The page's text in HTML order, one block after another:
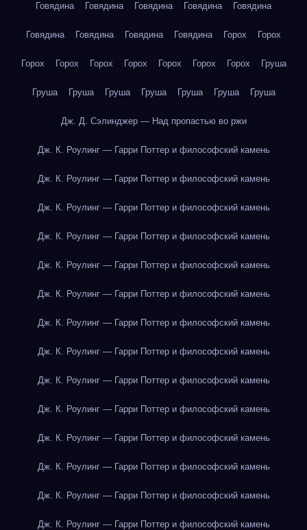
Говядина Говядина Говядина Говядина Говядина
Говядина Говядина Говядина Говядина Горох Горох
Горох Горох Горох Горох Горох Горох Горох Груша
Груша Груша Груша Груша Груша Груша Груша
Дж. Д. Сэлинджер — Над пропастью во ржи
Дж. К. Роулинг — Гарри Поттер и философский камень
Дж. К. Роулинг — Гарри Поттер и философский камень
Дж. К. Роулинг — Гарри Поттер и философский камень
Дж. К. Роулинг — Гарри Поттер и философский камень
Дж. К. Роулинг — Гарри Поттер и философский камень
Дж. К. Роулинг — Гарри Поттер и философский камень
Дж. К. Роулинг — Гарри Поттер и философский камень
Дж. К. Роулинг — Гарри Поттер и философский камень
Дж. К. Роулинг — Гарри Поттер и философский камень
Дж. К. Роулинг — Гарри Поттер и философский камень
Дж. К. Роулинг — Гарри Поттер и философский камень
Дж. К. Роулинг — Гарри Поттер и философский камень
Дж. К. Роулинг — Гарри Поттер и философский камень
Дж. К. Роулинг — Гарри Поттер и философский камень